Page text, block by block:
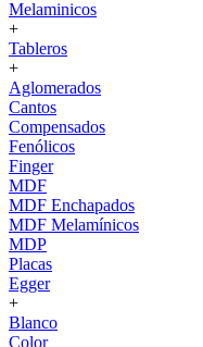
Melaminicos
+
Tableros
+
Aglomerados
Cantos
Compensados
Fenólicos
Finger
MDF
MDF Enchapados
MDF Melamínicos
MDP
Placas
Egger
+
Blanco
Color